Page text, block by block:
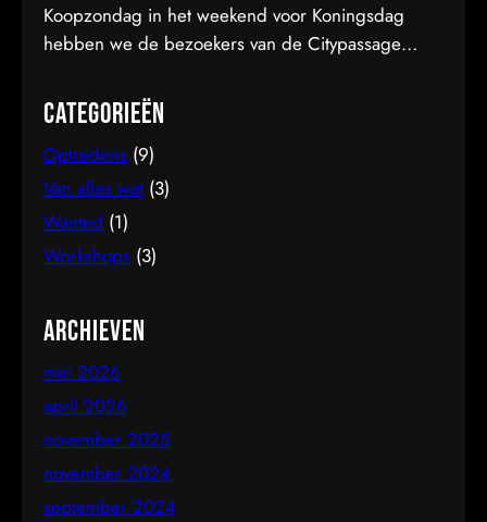
Koopzondag in het weekend voor Koningsdag
hebben we de bezoekers van de Citypassage
Categorieën
Optredens (9)
Van alles wat (3)
Wanted (1)
Workshops (3)
Archieven
mei 2026
april 2026
november 2025
november 2024
september 2024